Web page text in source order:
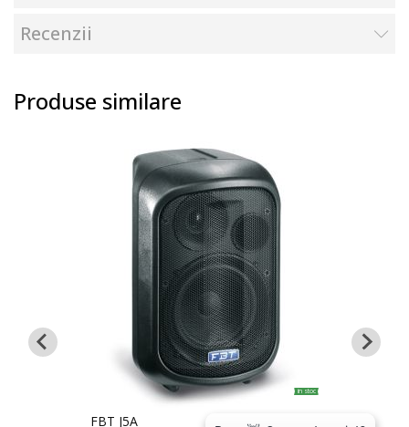
Recenzii
Produse similare
in stoc
FBT J5A